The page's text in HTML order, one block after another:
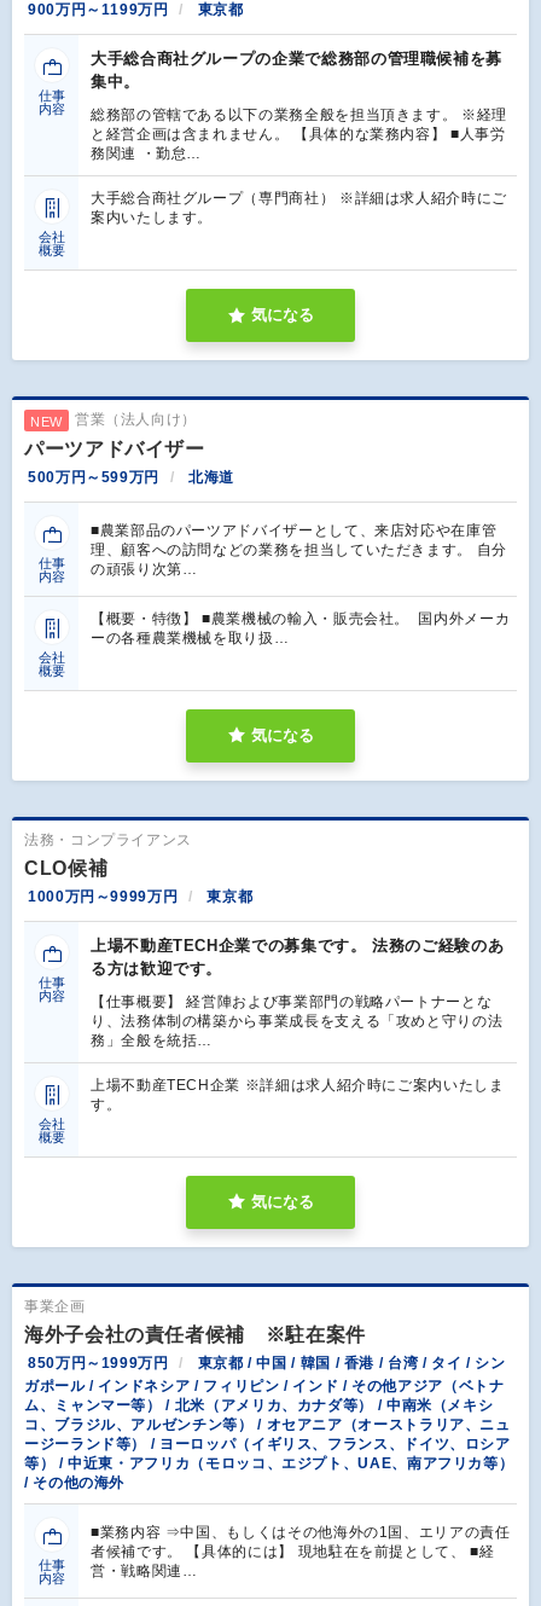
900万円～1199万円 東京都
仕事
内容
大手総合商社グループの企業で総務部の管理職候補を募
集中。
総務部の管轄である以下の業務全般を担当頂きます。 ※経理
と経営企画は含まれません。 【具体的な業務内容】 ■人事労
務関連 ・勤怠…
会社
概要
大手総合商社グループ（専門商社） ※詳細は求人紹介時にご
案内いたします。
気になる
NEW 営業（法人向け）
パーツアドバイザー
500万円～599万円 北海道
仕事
内容
■農業部品のパーツアドバイザーとして、来店対応や在庫管
理、顧客への訪問などの業務を担当していただきます。 自分
の頑張り次第…
会社
概要
【概要・特徴】 ■農業機械の輸入・販売会社。 国内外メーカ
ーの各種農業機械を取り扱…
気になる
法務・コンプライアンス
CLO候補
1000万円～9999万円 東京都
仕事
内容
上場不動産TECH企業での募集です。 法務のご経験のあ
る方は歓迎です。
【仕事概要】 経営陣および事業部門の戦略パートナーとな
り、法務体制の構築から事業成長を支える「攻めと守りの法
務」全般を統括…
会社
概要
上場不動産TECH企業 ※詳細は求人紹介時にご案内いたしま
す。
気になる
事業企画
海外子会社の責任者候補 ※駐在案件
850万円～1999万円
東京都 / 中国 / 韓国 / 香港 / 台湾 / タイ / シン
ガポール / インドネシア / フィリピン / インド / その他アジア（ベトナ
ム、ミャンマー等） / 北米（アメリカ、カナダ等） / 中南米（メキシ
コ、ブラジル、アルゼンチン等） / オセアニア（オーストラリア、ニュ
ージーランド等） / ヨーロッパ（イギリス、フランス、ドイツ、ロシア
等） / 中近東・アフリカ（モロッコ、エジプト、UAE、南アフリカ等）
/ その他の海外
仕事
内容
■業務内容 ⇒中国、もしくはその他海外の1国、エリアの責任
者候補です。 【具体的には】 現地駐在を前提として、 ■経
営・戦略関連…